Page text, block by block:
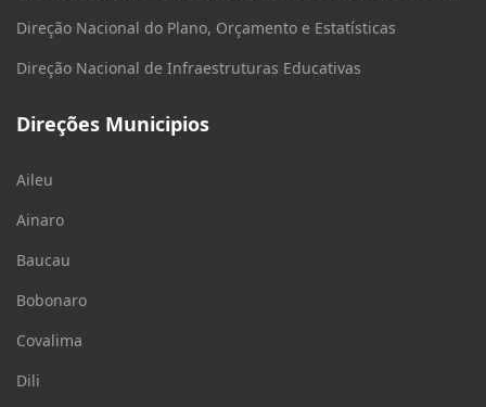
Direção Nacional do Plano, Orçamento e Estatísticas
Direção Nacional de Infraestruturas Educativas
Direções Municipios
Aileu
Ainaro
Baucau
Bobonaro
Covalima
Dili